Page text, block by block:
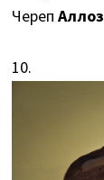
Череп
10.